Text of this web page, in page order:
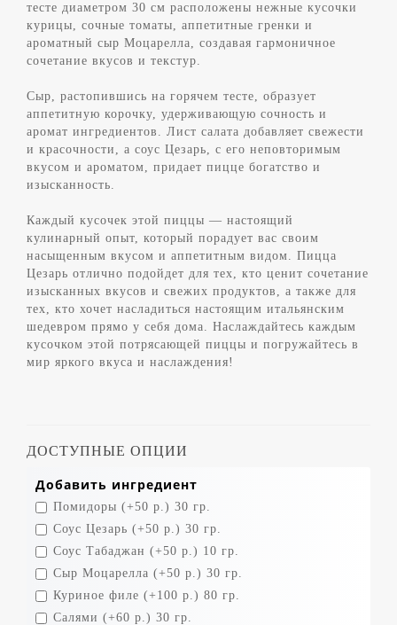
тесте диаметром 30 см расположены нежные кусочки
курицы, сочные томаты, аппетитные гренки и
ароматный сыр Моцарелла, создавая гармоничное
сочетание вкусов и текстур.
Сыр, растопившись на горячем тесте, образует
аппетитную корочку, удерживающую сочность и
аромат ингредиентов. Лист салата добавляет свежести
и красочности, а соус Цезарь, с его неповторимым
вкусом и ароматом, придает пицце богатство и
изысканность.
Каждый кусочек этой пиццы — настоящий
кулинарный опыт, который порадует вас своим
насыщенным вкусом и аппетитным видом. Пицца
Цезарь отлично подойдет для тех, кто ценит сочетание
изысканных вкусов и свежих продуктов, а также для
тех, кто хочет насладиться настоящим итальянским
шедевром прямо у себя дома. Наслаждайтесь каждым
кусочком этой потрясающей пиццы и погружайтесь в
мир яркого вкуса и наслаждения!
ДОСТУПНЫЕ ОПЦИИ
Добавить ингредиент
Помидоры (+50 р.) 30 гр.
Соус Цезарь (+50 р.) 30 гр.
Соус Табаджан (+50 р.) 10 гр.
Сыр Моцарелла (+50 р.) 30 гр.
Куриное филе (+100 р.) 80 гр.
Салями (+60 р.) 30 гр.